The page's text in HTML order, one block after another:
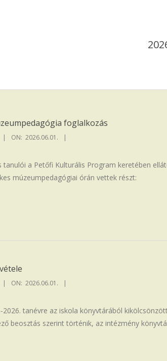
foglalkozás
ON: 2026.06.01.
tanulói a Petőfi Kulturális Program keretében
múzeumpedagógiai órán vettek részt:
ON: 2026.06.01.
2026. tanévre az iskola könyvtárából
beosztás szerint történik, az intézmény